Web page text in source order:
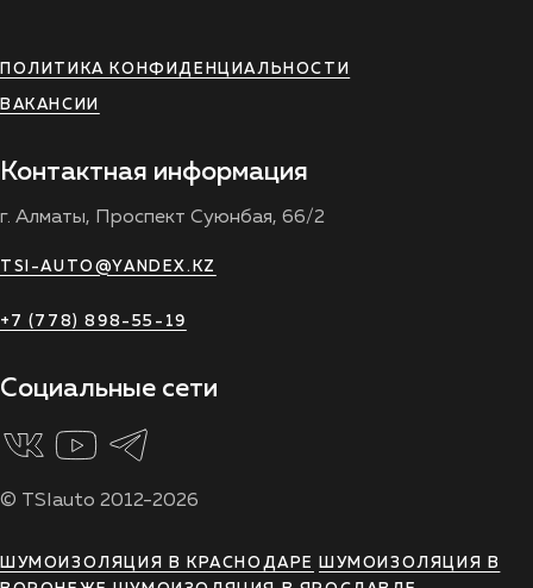
ПОЛИТИКА КОНФИДЕНЦИАЛЬНОСТИ
ВАКАНСИИ
Контактная информация
г. Алматы, Проспект Суюнбая, 66/2
TSI-AUTO@YANDEX.KZ
+7 (778) 898-55-19
Социальные сети
© TSIauto 2012-2026
ШУМОИЗОЛЯЦИЯ В КРАСНОДАРЕ
ШУМОИЗОЛЯЦИЯ В